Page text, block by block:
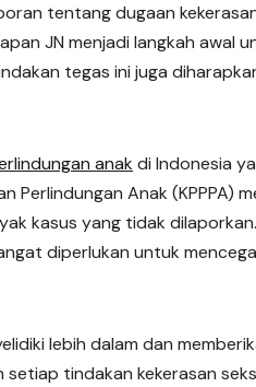
tentang dugaan
JN menjadi langkah awal
tegas ini juga
anak di Indonesia
Perlindungan Anak (KPPPA)
kasus yang tidak
diperlukan untuk
lebih dalam dan
tindakan kekerasan